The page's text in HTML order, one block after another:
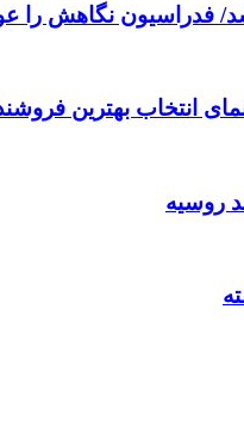
فدراسیون نگاهش را
انتخاب بهترین